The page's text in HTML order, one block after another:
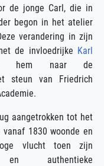
de jonge Carl, die in
begon in het atelier
verandering in zijn
de invloedrijke Karl
hem naar de
steun van Friedrich
aangetrokken tot het
1830 woonde en
vlucht toen zijn
en authentieke